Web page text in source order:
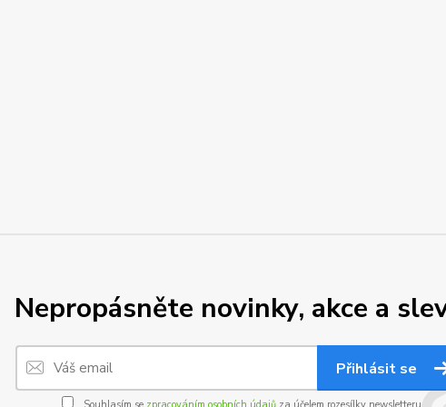
Nepropásněte novinky, akce a
Přihlásit se